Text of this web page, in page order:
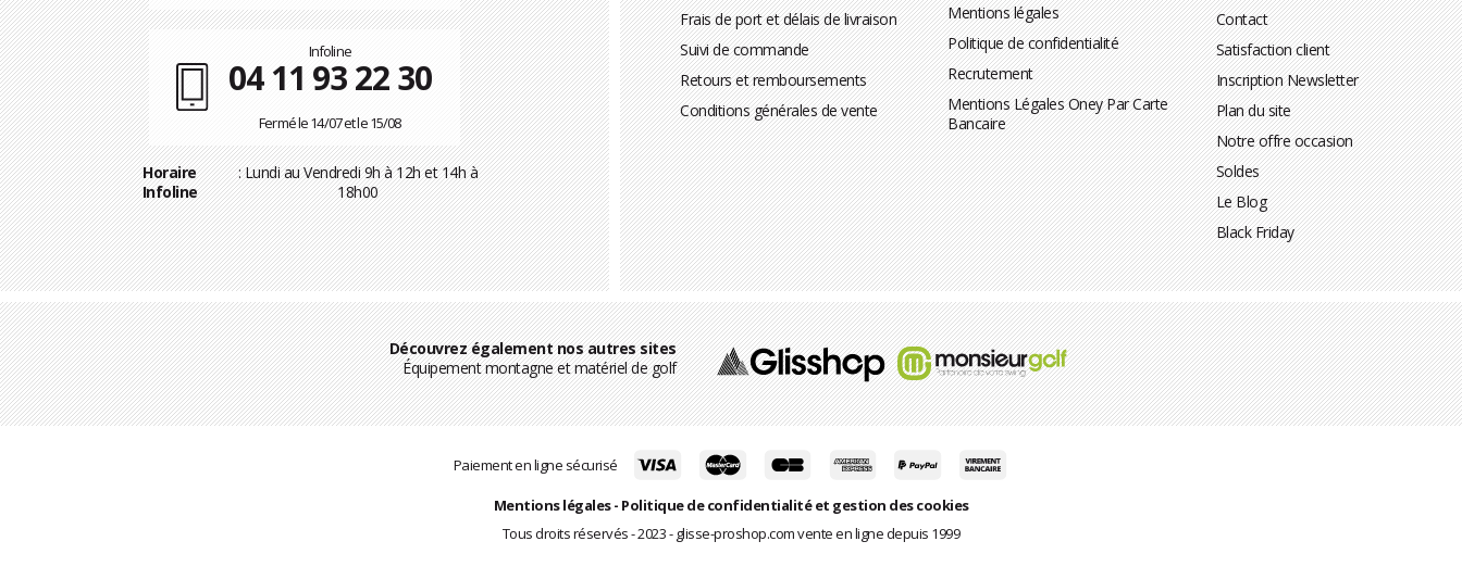
Infoline
04 11 93 22 30
Fermé le 14/07 et le 15/08
Horaire
Infoline
: Lundi au Vendredi 9h à 12h et 14h à
18h00
Frais de port et délais de livraison
Suivi de commande
Retours et remboursements
Conditions générales de vente
Mentions légales
Politique de confidentialité
Recrutement
Mentions Légales Oney Par Carte
Bancaire
Contact
Satisfaction client
Inscription Newsletter
Plan du site
Notre offre occasion
Soldes
Le Blog
Black Friday
Découvrez également nos autres sites
Équipement montagne et matériel de golf
Paiement en ligne sécurisé
Mentions légales- Politique de confidentialité et gestion des cookies
Tous droits réservés - 2023 - glisse-proshop.com vente en ligne depuis 1999